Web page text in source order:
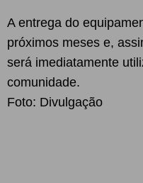
A entrega do
próximos meses e,
será imediatamente
comunidade.
Foto: Divulgação